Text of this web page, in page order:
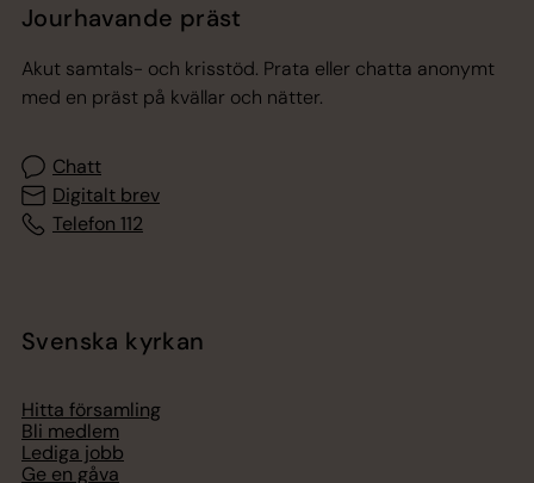
Jourhavande präst
Akut samtals- och krisstöd. Prata eller chatta anonymt
med en präst på kvällar och nätter.
Chatt
Digitalt brev
Telefon 112
Svenska kyrkan
Hitta församling
Bli medlem
Lediga jobb
Ge en gåva